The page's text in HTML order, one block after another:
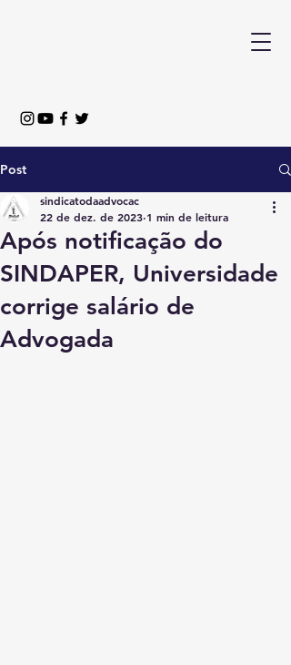
Post
Após notificação do
SINDAPER, Universidade
corrige salário de
Advogada
sindicatodaadvocac
22 de dez. de 2023 1 min de leitura